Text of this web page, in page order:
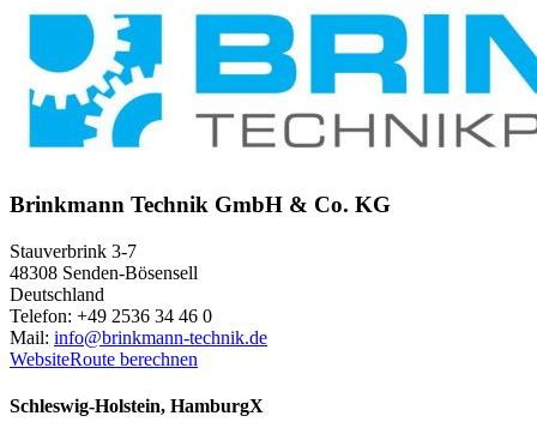
Brinkmann Technik GmbH & Co. KG
Stauverbrink 3-7
48308 Senden-Bösensell
Deutschland
Telefon: +49 2536 34 46 0
Mail: info@brinkmann-technik.de
WebsiteRoute berechnen
Schleswig-Holstein, HamburgX